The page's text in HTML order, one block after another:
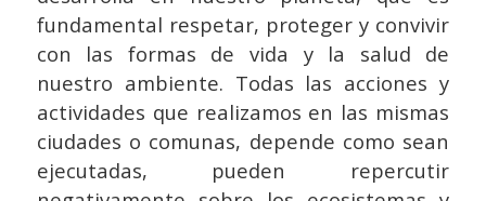
fundamental respetar, proteger y convivir
con las formas de vida y la salud de
nuestro ambiente. Todas las acciones y
actividades que realizamos en las mismas
ciudades o comunas, depende como sean
ejecutadas, pueden repercutir